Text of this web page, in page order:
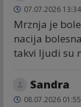
07.07.2026 13:34
Mrznja je
nacija
takvi ljudi su
Sandra
08.07.2026 01:55